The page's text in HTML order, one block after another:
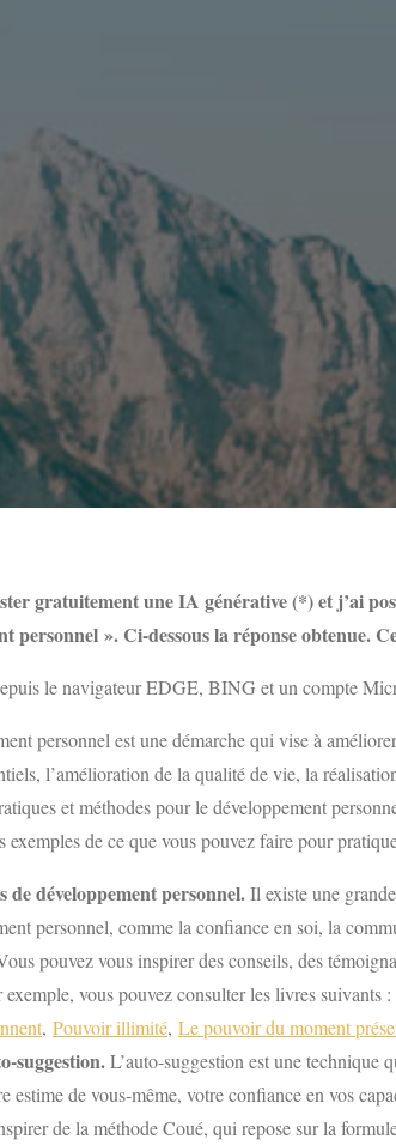
gratuitement une IA générative (*) et j’ai
personnel ». Ci-dessous la réponse obtenue.
le navigateur EDGE, BING et un compte
personnel est une démarche qui vise à
l’amélioration de la qualité de vie, la
et méthodes pour le développement
exemples de ce que vous pouvez faire pour
de développement personnel.Il existe une
personnel, comme la confiance en soi, la
pouvez vous inspirer des conseils, des
exemple, vous pouvez consulter les livres suivants :
, Pouvoir illimité, Le pouvoir du moment
suggestion.L’auto-suggestion est une technique
estime de vous-même, votre confiance en vos
de la méthode Coué, qui repose sur la